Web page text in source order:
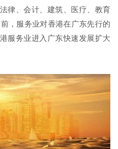
律、会计、建筑、医疗、教育
，服务业对香港在广东先行的
服务业进入广东快速发展扩大